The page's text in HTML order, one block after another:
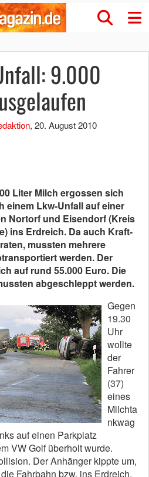
9.000
, 20. August 2010
Liter Milch ergossen sich
einem Lkw-Unfall auf einer
Nortorf und Eisendorf (Kreis
ins Erdreich. Da auch Kraft-
mussten mehrere
werden. Der
auf rund 55.000 Euro. Die
abgeschleppt werden.
Gegen
19.30
Uhr
wollte
der
Fahrer
(37)
eines
Milchta
nkwag
auf einen Parkplatz
VW Golf überholt wurde.
Der Anhänger kippte um,
Fahrbahn bzw. ins Erdreich.